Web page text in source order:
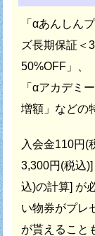
「αあんしん
ズ長期保証＜
50%OFF」、
「αアカデミ
増額」などの
入会金110円(
3,300円(税込)]
込)の計算] が
い物券がプレ
が貰えること